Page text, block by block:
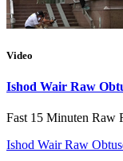
Video
Ishod Wair Raw
Fast 15 Minuten Raw
Ishod Wair Raw